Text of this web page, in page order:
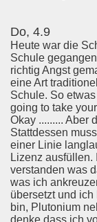
Do, 4.9
Heute war die
Schule
richtig Angst
eine Art
Schule. So
going to take
Okay ......... Aber
Stattdessen
einer Linie
Lizenz
verstanden was
was ich
übersetzt und
bin, Plutonium
denke dass ich